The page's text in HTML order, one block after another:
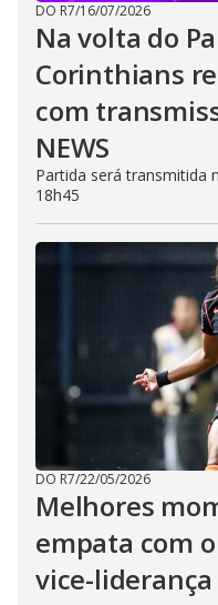
DO R7/16/07/2026
Na volta do
Corinthians
com
NEWS
Partida será transmitida
18h45
DO R7/22/05/2026
Melhores
empata com
vice-